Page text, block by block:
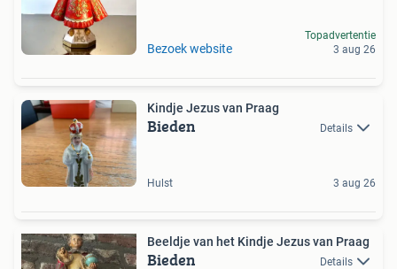
Bezoek website
Topadvertentie
3 aug 26
Kindje Jezus van Praag
Bieden Details
Hulst 3 aug 26
Beeldje van het Kindje Jezus van Praag
Bieden Details